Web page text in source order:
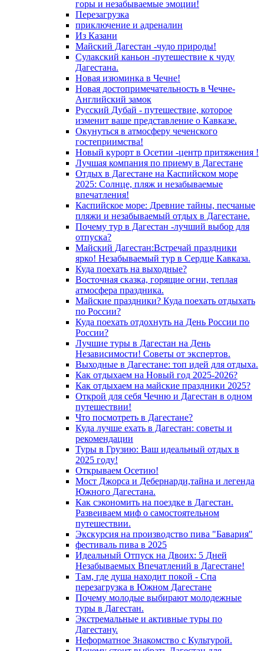
горы и незабываемые эмоции!
Перезагрузка
приключение и адреналин
Из Казани
Майский Дагестан -чудо природы!
Сулакский каньон -путешествие к чуду
Дагестана.
Новая изюминка в Чечне!
Новая достопримечательность в Чечне-
Английский замок
Русский Дубай - путешествие, которое
изменит ваше представление о Кавказе.
Окунуться в атмосферу чеченского
гостеприимства!
Новый курорт в Осетии -центр притяжения !
Лучшая компания по приему в Дагестане
Отдых в Дагестане на Каспийском море
2025: Солнце, пляж и незабываемые
впечатления!
Каспийское море: Древние тайны, песчаные
пляжи и незабываемый отдых в Дагестане.
Почему тур в Дагестан -лучший выбор для
отпуска?
Майский Дагестан:Встречай праздники
ярко! Незабываемый тур в Сердце Кавказа.
Куда поехать на выходные?
Восточная сказка, горящие огни, теплая
атмосфера праздника.
Майские праздники? Куда поехать отдыхать
по России?
Куда поехать отдохнуть на День России по
России?
Лучшие туры в Дагестан на День
Независимости! Советы от экспертов.
Выходные в Дагестане: топ идей для отдыха.
Как отдыхаем на Новый год 2025-2026?
Как отдыхаем на майские праздники 2025?
Открой для себя Чечню и Дагестан в одном
путешествии!
Что посмотреть в Дагестане?
Куда лучше ехать в Дагестан: советы и
рекомендации
Туры в Грузию: Ваш идеальный отдых в
2025 году!
Открываем Осетию!
Мост Джорса и Дебернарди,тайна и легенда
Южного Дагестана.
Как сэкономить на поездке в Дагестан.
Развеиваем миф о самостоятельном
путешествии.
Экскурсия на производство пива "Бавария"
фестиваль пива в 2025
Идеальный Отпуск на Двоих: 5 Дней
Незабываемых Впечатлений в Дагестане!
Там, где душа находит покой - Спа
перезагрузка в Южном Дагестане
Почему молодые выбирают молодежные
туры в Дагестан.
Экстремальные и активные туры по
Дагестану.
Неформатное Знакомство с Культурой.